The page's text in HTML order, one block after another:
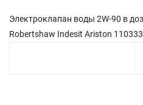
Электроклапан воды 2W-90 в
Robertshaw Indesit Ariston 110333